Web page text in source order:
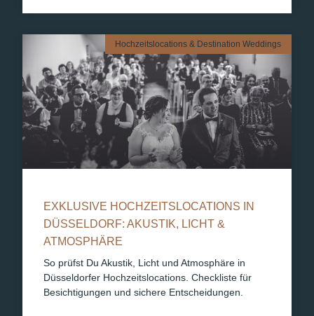
Hochzeitslocations & Destination Weddings
EXKLUSIVE HOCHZEITSLOCATIONS IN
DÜSSELDORF: AKUSTIK, LICHT &
ATMOSPHÄRE
So prüfst Du Akustik, Licht und Atmosphäre in
Düsseldorfer Hochzeitslocations. Checkliste für
Besichtigungen und sichere Entscheidungen.